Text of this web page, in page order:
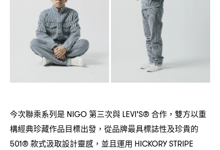
今次聯乘系列是 NIGO 第三次與 LEVI’S® 合作 ， 雙方以重
構經典珍藏作品目標出發 ， 從品牌最具標誌性及珍貴的
501®款式汲取設計靈感 ， 並且運用 HICKORY STRIPE